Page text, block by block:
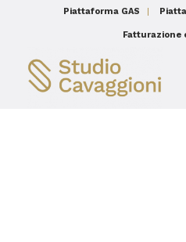
Piattaforma GAS
Fatturazione